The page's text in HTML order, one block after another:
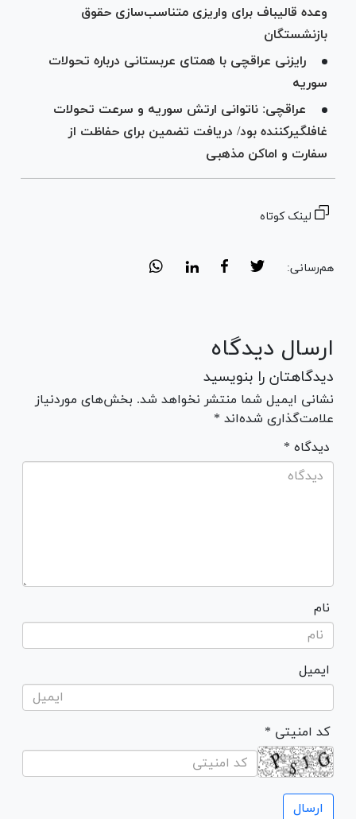
وعده قالیباف برای واریزی متناسب‌سازی حقوق
بازنشستگان
رایزنی عراقچی با همتای عربستانی درباره تحولات
سوریه
عراقچی: ناتوانی ارتش سوریه و سرعت تحولات
غافلگیرکننده بود/ دریافت تضمین برای حفاظت از
سفارت و اماکن مذهبی
لینک کوتاه
هم‌رسانی:
ارسال دیدگاه
دیدگاهتان را بنویسید
نشانی ایمیل شما منتشر نخواهد شد. بخش‌های موردنیاز
علامت‌گذاری شده‌اند *
* دیدگاه
نام
ایمیل
* کد امنیتی